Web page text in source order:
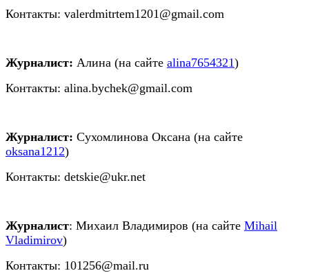
Контакты: valerdmitrtem1201@gmail.com
Журналист: Алина (на сайте alina7654321)
Контакты: alina.bychek@gmail.com
Журналист: Сухомлинова Оксана (на сайте
oksana1212)
Контакты: detskie@ukr.net
Журналист: Михаил Владимиров (на сайте Mihail
Vladimirov)
Контакты: 101256@mail.ru